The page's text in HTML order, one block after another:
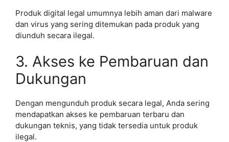
Produk digital legal umumnya lebih aman dari malware
dan virus yang sering ditemukan pada produk yang
diunduh secara ilegal.
3. Akses ke Pembaruan dan
Dukungan
Dengan mengunduh produk secara legal, Anda sering
mendapatkan akses ke pembaruan terbaru dan
dukungan teknis, yang tidak tersedia untuk produk
ilegal.